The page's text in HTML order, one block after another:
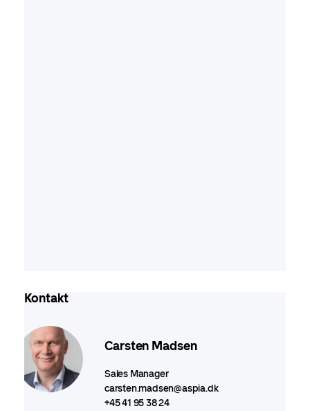
Kontakt
Carsten Madsen
Sales Manager
carsten.madsen@aspia.dk
+45 41 95 38 24